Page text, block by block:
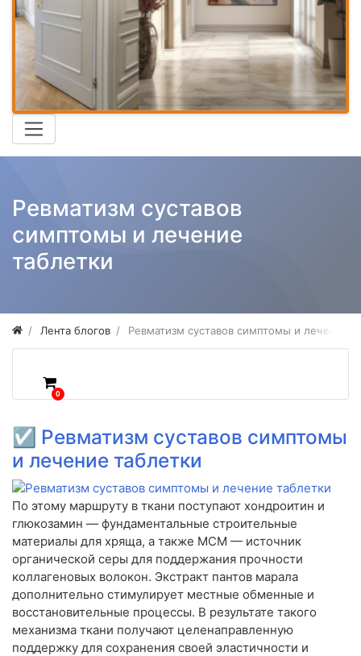
Ревматизм суставов
симптомы и лечение
таблетки
Лента блогов Ревматизм суставов симптомы и лечение
0
☑ Ревматизм суставов симптомы
и лечение таблетки
По этому маршруту в ткани поступают хондроитин и
глюкозамин — фундаментальные строительные
материалы для хряща, а также МСМ — источник
органической серы для поддержания прочности
коллагеновых волокон. Экстракт пантов марала
дополнительно стимулирует местные обменные и
восстановительные процессы. В результате такого
механизма ткани получают целенаправленную
поддержку для сохранения своей эластичности и